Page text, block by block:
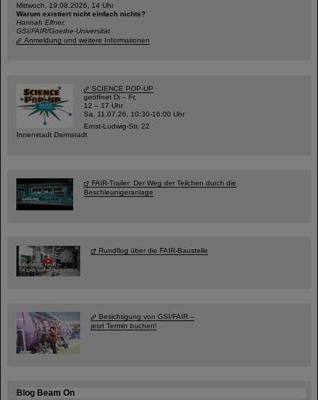
Mittwoch, 19.08.2026, 14 Uhr
Warum existiert nicht einfach nichts?
Hannah Elfner,
GSI/FAIR/Goethe-Universität
Anmeldung und weitere Informationen
SCIENCE POP-UP
geöffnet Di – Fr,
12 – 17 Uhr
Sa, 11.07.26, 10:30-16:00 Uhr
Ernst-Ludwig-Str. 22
Innenstadt Darmstadt
FAIR-Trailer: Der Weg der Teilchen durch die
Beschleunigeranlage
Rundflug über die FAIR-Baustelle
Besichtigung von GSI/FAIR –
jetzt Termin buchen!
Blog Beam On